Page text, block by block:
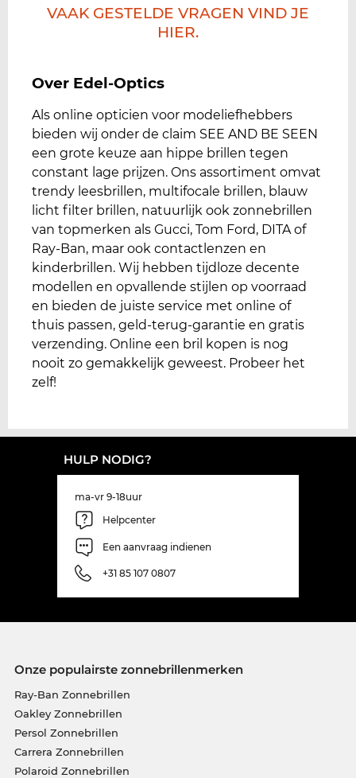
VAAK GESTELDE VRAGEN VIND JE
HIER.
Over Edel-Optics
Als online opticien voor modeliefhebbers
bieden wij onder de claim SEE AND BE SEEN
een grote keuze aan hippe brillen tegen
constant lage prijzen. Ons assortiment omvat
trendy leesbrillen, multifocale brillen, blauw
licht filter brillen, natuurlijk ook zonnebrillen
van topmerken als Gucci, Tom Ford, DITA of
Ray-Ban, maar ook contactlenzen en
kinderbrillen. Wij hebben tijdloze decente
modellen en opvallende stijlen op voorraad
en bieden de juiste service met online of
thuis passen, geld-terug-garantie en gratis
verzending. Online een bril kopen is nog
nooit zo gemakkelijk geweest. Probeer het
zelf!
HULP NODIG?
ma-vr 9-18uur
Helpcenter
Een aanvraag indienen
+31 85 107 0807
Onze populairste zonnebrillenmerken
Ray-Ban Zonnebrillen
Oakley Zonnebrillen
Persol Zonnebrillen
Carrera Zonnebrillen
Polaroid Zonnebrillen